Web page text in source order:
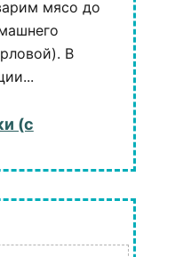
мясо до
В
(с